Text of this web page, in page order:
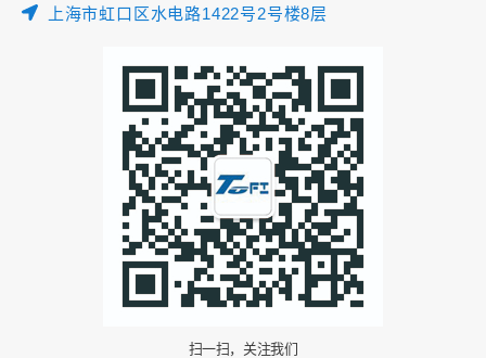
上海市虹口区水电路1422号2号楼8层
扫一扫，关注我们